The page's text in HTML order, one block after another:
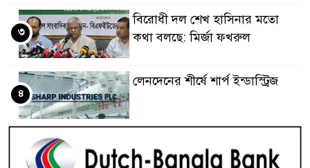
বিরোধী দল শেখ হাসিনার মতো
কথা বলছে: মির্জা ফখরুল
৩
লেনদেনের শীর্ষে শার্প ইন্ডাস্ট্রিজ
৪
বিডিবিএল মিউচুয়াল ফান্ড